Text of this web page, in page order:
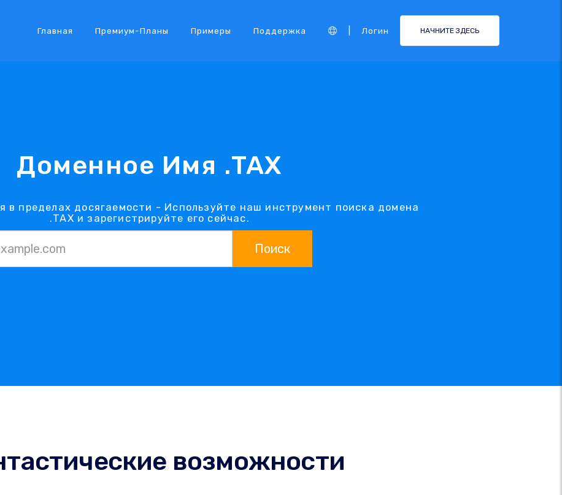
Главная Премиум-Планы Примеры Поддержка Логин НАЧНИТЕ ЗДЕСЬ
Доменное Имя .TAX
в пределах досягаемости - Используйте наш инструмент поиска домена
.TAX и зарегистрируйте его сейчас.
Поиск
возможности